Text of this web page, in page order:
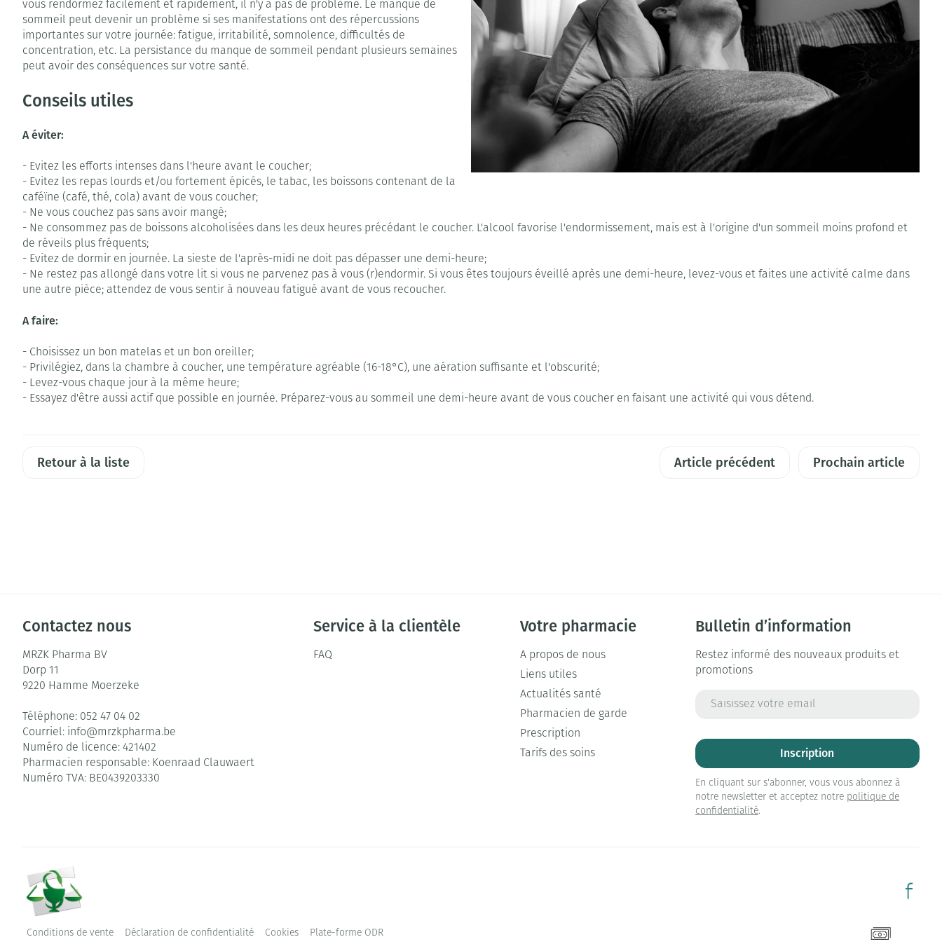
vous rendormez facilement et rapidement, il n'y a pas de problème. Le manque de
sommeil peut devenir un problème si ses manifestations ont des répercussions
importantes sur votre journée: fatigue, irritabilité, somnolence, difficultés de
concentration, etc. La persistance du manque de sommeil pendant plusieurs semaines
peut avoir des conséquences sur votre santé.
Conseils utiles
A éviter:
- Evitez les efforts intenses dans l'heure avant le coucher;
- Evitez les repas lourds et/ou fortement épicés, le tabac, les boissons contenant de la
caféïne (café, thé, cola) avant de vous coucher;
- Ne vous couchez pas sans avoir mangé;
- Ne consommez pas de boissons alcoholisées dans les deux heures précédant le coucher. L'alcool favorise l'endormissement, mais est à l'origine d'un sommeil moins profond et
de réveils plus fréquents;
- Evitez de dormir en journée. La sieste de l'après-midi ne doit pas dépasser une demi-heure;
- Ne restez pas allongé dans votre lit si vous ne parvenez pas à vous (r)endormir. Si vous êtes toujours éveillé après une demi-heure, levez-vous et faites une activité calme dans
une autre pièce; attendez de vous sentir à nouveau fatigué avant de vous recoucher.
A faire:
- Choisissez un bon matelas et un bon oreiller;
- Privilégiez, dans la chambre à coucher, une température agréable (16-18°C), une aération suffisante et l'obscurité;
- Levez-vous chaque jour à la même heure;
- Essayez d'être aussi actif que possible en journée. Préparez-vous au sommeil une demi-heure avant de vous coucher en faisant une activité qui vous détend.
Retour à la liste Article précédent Prochain article
Contactez nous
MRZK Pharma BV
Dorp 11
9220 Hamme Moerzeke
Téléphone: 052 47 04 02
Courriel: info@mrzkpharma.be
Numéro de licence: 421402
Pharmacien responsable: Koenraad Clauwaert
Numéro TVA: BE0439203330
Service à la clientèle
FAQ
Votre pharmacie
A propos de nous
Liens utiles
Actualités santé
Pharmacien de garde
Prescription
Tarifs des soins
Bulletin d’information
Restez informé des nouveaux produits et
promotions
Inscription
En cliquant sur s'abonner, vous vous abonnez à
notre newsletter et acceptez notre politique de
confidentialité.
Conditions de vente Déclaration de confidentialité Cookies Plate-forme ODR